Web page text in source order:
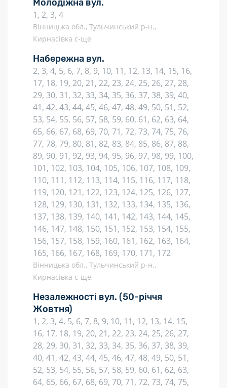
Молодіжна вул.
1, 2, 3, 4
Вінницька обл., Тульчинський р-н.,
Кирнасівка с-ще
Набережна вул.
2, 3, 4, 5, 6, 7, 8, 9, 10, 11, 12, 13, 14, 15, 16,
17, 18, 19, 20, 21, 22, 23, 24, 25, 26, 27, 28,
29, 30, 31, 32, 33, 34, 35, 36, 37, 38, 39, 40,
41, 42, 43, 44, 45, 46, 47, 48, 49, 50, 51, 52,
53, 54, 55, 56, 57, 58, 59, 60, 61, 62, 63, 64,
65, 66, 67, 68, 69, 70, 71, 72, 73, 74, 75, 76,
77, 78, 79, 80, 81, 82, 83, 84, 85, 86, 87, 88,
89, 90, 91, 92, 93, 94, 95, 96, 97, 98, 99, 100,
101, 102, 103, 104, 105, 106, 107, 108, 109,
110, 111, 112, 113, 114, 115, 116, 117, 118,
119, 120, 121, 122, 123, 124, 125, 126, 127,
128, 129, 130, 131, 132, 133, 134, 135, 136,
137, 138, 139, 140, 141, 142, 143, 144, 145,
146, 147, 148, 150, 151, 152, 153, 154, 155,
156, 157, 158, 159, 160, 161, 162, 163, 164,
165, 166, 167, 168, 169, 170, 171, 172
Вінницька обл., Тульчинський р-н.,
Кирнасівка с-ще
Незалежності вул. (50-річчя
Жовтня)
1, 2, 3, 4, 5, 6, 7, 8, 9, 10, 11, 12, 13, 14, 15,
16, 17, 18, 19, 20, 21, 22, 23, 24, 25, 26, 27,
28, 29, 30, 31, 32, 33, 34, 35, 36, 37, 38, 39,
40, 41, 42, 43, 44, 45, 46, 47, 48, 49, 50, 51,
52, 53, 54, 55, 56, 57, 58, 59, 60, 61, 62, 63,
64, 65, 66, 67, 68, 69, 70, 71, 72, 73, 74, 75,